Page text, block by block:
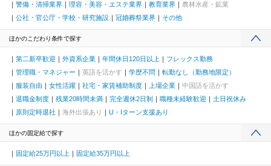
警備・清掃業界
理容・美容・エステ業界 教育業界
農林水産・鉱業
公社・官公庁・学校・研究施設
冠婚葬祭業界 その他
ほかのこだわり条件で探す
第二新卒歓迎 外資系企業 年間休日120日以上
フレックス勤務
管理職・マネジャー
英語を活かす 学歴不問
転勤なし（勤務地限定）
服装自由
女性活躍 社宅・家賃補助制度 上場企業
中国語を活かす
退職金制度
残業20時間未満 完全週休2日制 職種未経験歓迎
土日祝休み
原則定時退社
海外出張あり U・Iターン支援あり
ほかの固定給で探す
固定給25万円以上 固定給35万円以上